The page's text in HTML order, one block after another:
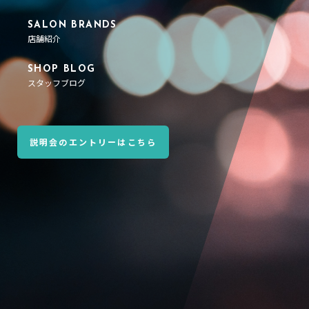
SALON BRANDS
店舗紹介
SHOP BLOG
スタッフブログ
説明会のエントリーはこちら